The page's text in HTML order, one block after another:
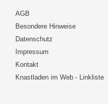
AGB
Besondere Hinweise
Datenschutz
Impressum
Kontakt
Knastladen im Web - Linkliste